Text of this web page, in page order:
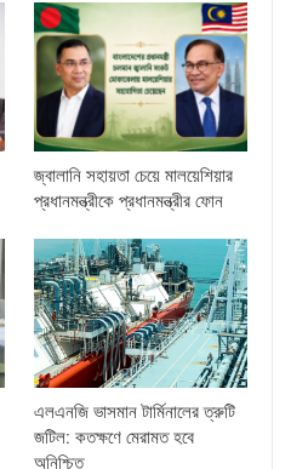
জ্বালানি সহায়তা চেয়ে মালয়েশিয়ার
প্রধানমন্ত্রীকে প্রধানমন্ত্রীর ফোন
এলএনজি ভাসমান টার্মিনালের ত্রুটি
জটিল: কতক্ষণে মেরামত হবে
অনিশ্চিত